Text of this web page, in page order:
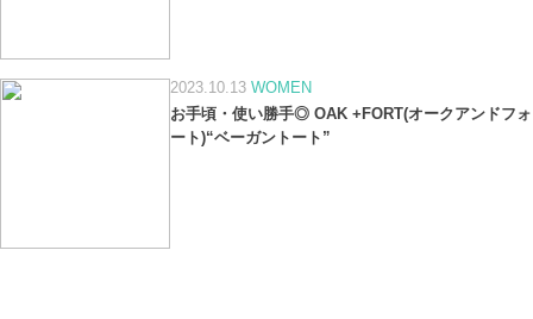
2023.10.13 WOMEN
お手頃・使い勝手◎ OAK +FORT(オークアンドフォ
ート)“ベーガントート”